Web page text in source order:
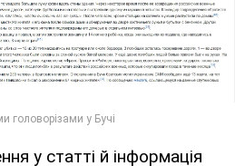
у статті й інформація